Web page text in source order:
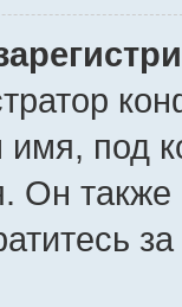
имя, под
Он